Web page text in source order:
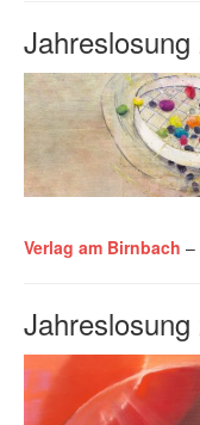
Jahreslosung
Verlag am Birnbach –
Jahreslosung